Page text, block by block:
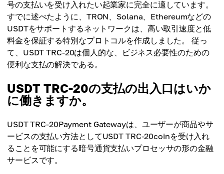
号の支払いを受け入れたい起業家に完全に適しています。
すでに述べたように、TRON、Solana、Ethereumなどの
USDTをサポートするネットワークは、高い取引速度と低
料金を保証する特別なプロトコルを作成しました。 従っ
て、USDT TRC-20は個人的な、ビジネス必要性のための
便利な支払の解決である。
USDT TRC-20の支払の出入口はいか
に働きますか。
USDT TRC-20Payment Gatewayは、ユーザーが商品やサ
ービスの支払い方法としてUSDT TRC-20coinを受け入れ
ることを可能にする暗号通貨支払いプロセッサの形の金融
サービスです。